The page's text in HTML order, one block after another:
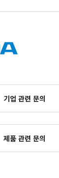
기업 관련 문의
제품 관련 문의